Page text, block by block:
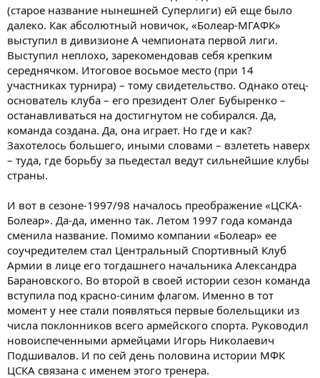
(старое название нынешней Суперлиги) ей еще было
далеко. Как абсолютный новичок, «Болеар-МГАФК»
выступил в дивизионе А чемпионата первой лиги.
Выступил неплохо, зарекомендовав себя крепким
середнячком. Итоговое восьмое место (при 14
участниках турнира) – тому свидетельство. Однако отец-
основатель клуба – его президент Олег Бубыренко –
останавливаться на достигнутом не собирался. Да,
команда создана. Да, она играет. Но где и как?
Захотелось большего, иными словами – взлететь наверх
– туда, где борьбу за пьедестал ведут сильнейшие клубы
страны.
И вот в сезоне-1997/98 началось преображение «ЦСКА-
Болеар». Да-да, именно так. Летом 1997 года команда
сменила название. Помимо компании «Болеар» ее
соучредителем стал Центральный Спортивный Клуб
Армии в лице его тогдашнего начальника Александра
Барановского. Во второй в своей истории сезон команда
вступила под красно-синим флагом. Именно в тот
момент у нее стали появляться первые болельщики из
числа поклонников всего армейского спорта. Руководил
новоиспеченными армейцами Игорь Николаевич
Подшивалов. И по сей день половина истории МФК
ЦСКА связана с именем этого тренера.